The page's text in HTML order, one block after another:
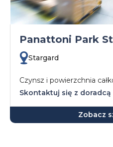
Panattoni Park
Stargard
Czynsz i powierzchnia
Skontaktuj się z doradcą
Zobacz